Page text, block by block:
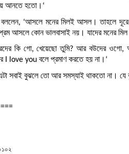
আনতে হতো।‘
‘আসলে মনের মিলই আসল। তাহলে দূরে
আসলে কোন ভালবাসাই নয়। যাদের মনের
গো, খেয়েছো তুমি? আর বউদের ওগো, আজ
I love you বলে প্রমাণ করতে হয় না।‘
বুঝলে তো আর সমস্যাই থাকতো না। যে